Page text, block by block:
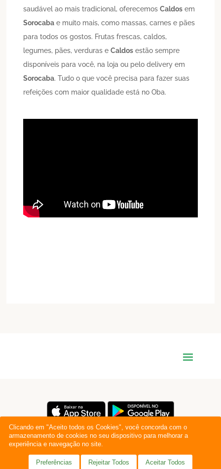
saudável ao mais tradicional, oferecemosCaldos em
Sorocaba e muito mais, como massas, carnes e pães
para todos os gostos. Frutas frescas, caldos,
legumes, pães, verduras eCaldos estão sempre
disponíveis para você, na loja ou pelo delivery em
Sorocaba. Tudo o que você precisa para fazer suas
refeições com maior qualidade está no Oba.
Clicando em "Aceito todos os Cookies", você concorda com o
armazenamento de cookies no seu dispositivo para melhorar a
experiência e navegação no site.
Preferências Rejeitar Todos Aceitar Todos